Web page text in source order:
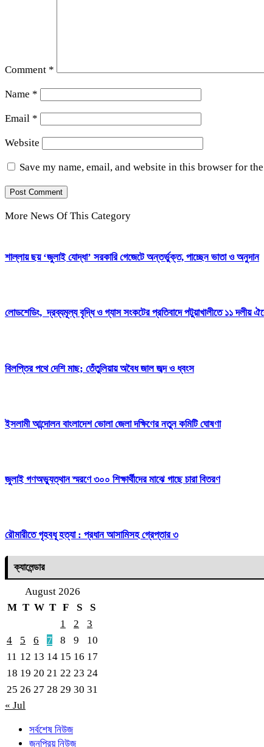
Comment *
Name *
Email *
Website
Save my name, email, and website in this browser for
More News Of This Category
শাল্লায় ছয় ‘জুলাই যোদ্ধা’ সরকারি গেজেটে অন্তর্ভুক্ত, পাচ্ছেন ভাতা ও অনুদান
লোডশেডিং, দ্রব্যমূল্য বৃদ্ধি ও গ্যাস সংকটের প্রতিবাদে পটুয়াখালীতে ১১ দলীয়
বিলপ্তির পথে দেশি মাছ; তেঁতুলিয়ায় অবৈধ জাল জব্দ ও ধ্বংস
ইসলামী আন্দোলন বাংলাদেশ ভোলা জেলা দক্ষিণের নতুন কমিটি ঘোষণা
জুলাই গণঅভ্যুত্থান স্মরণে ৩০০ শিক্ষার্থীদের মাঝে গাছে চারা বিতরণ
রৌমারীতে গৃহবধূ হত্যা : প্রধান আসামিসহ গ্রেপ্তার ৩
ক্যালেন্ডার
August 2026
M T W T F S
S
1
2
3
4
5 6 7 8 9
10
11 12 13 14 15 16 17
18 19 20 21 22 23 24
25 26 27 28 29 30 31
« Jul
সর্বশেষ নিউজ
জনপ্রিয় নিউজ